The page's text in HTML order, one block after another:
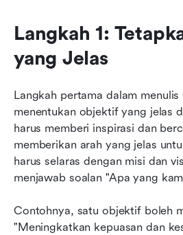
Langkah 1:
yang Jelas
Langkah pertama dalam menulis
menentukan objektif yang jelas
harus memberi inspirasi dan
memberikan arah yang jelas
harus selaras dengan misi dan
menjawab soalan "Apa yang
Contohnya, satu objektif boleh
"Meningkatkan kepuasan dan